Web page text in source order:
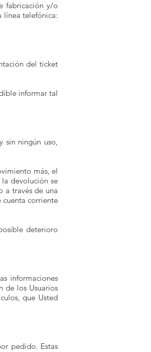
fabricación y/o
línea telefónica:
del ticket
informar tal
sin ningún uso,
más, el
devolución se
a través de una
cuenta corriente
deterioro
informaciones
de los Usuarios
que Usted
pedido. Estas